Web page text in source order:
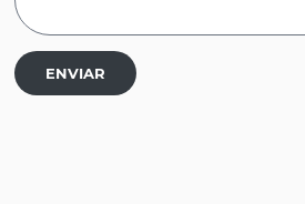
ENVIAR